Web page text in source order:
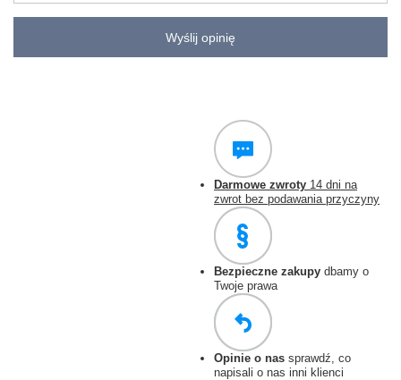
Wyślij opinię
Darmowe zwroty 14 dni na
zwrot bez podawania przyczyny
Bezpieczne zakupy dbamy o
Twoje prawa
Opinie o nas sprawdź, co
napisali o nas inni klienci